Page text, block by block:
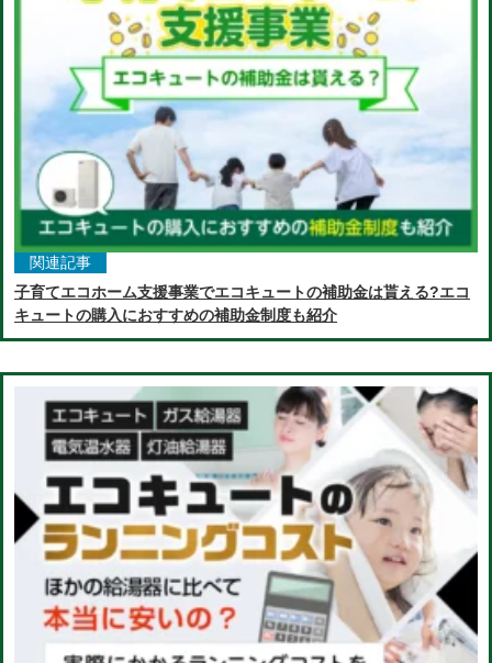
関連記事
子育てエコホーム支援事業でエコキュートの補助金は貰える?エコ
キュートの購入におすすめの補助金制度も紹介